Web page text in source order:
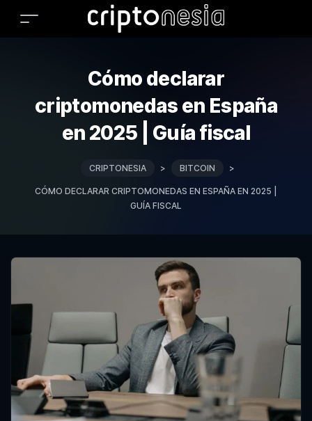
Cómo declarar
criptomonedas en España
en 2025 | Guía fiscal
CRIPTONESIA > BITCOIN >
CÓMO DECLARAR CRIPTOMONEDAS EN ESPAÑA EN 2025 |
GUÍA FISCAL